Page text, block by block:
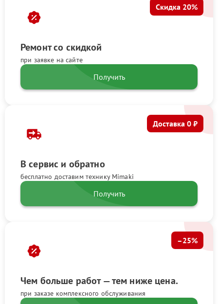
Ремонт со скидкой
при заявке на сайте
Скидка 20%
Получить
В сервис и обратно
бесплатно доставим технику Mimaki
Доставка 0 ₽
Получить
Чем больше работ — тем ниже цена.
при заказе комплексного обслуживания
–25%